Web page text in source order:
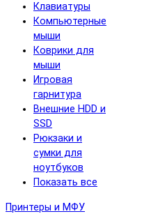
Клавиатуры
Компьютерные
мыши
Коврики для
мыши
Игровая
гарнитура
Внешние HDD и
SSD
Рюкзаки и
сумки для
ноутбуков
Показать все
Принтеры и МФУ